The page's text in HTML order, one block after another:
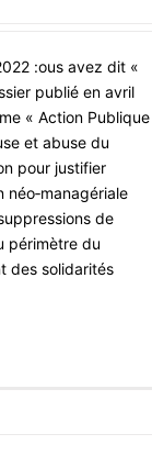
:ous avez dit «
publié en avril
« Action Publique
et abuse du
pour justifier
néo‐managériale
de
périmètre du
des solidarités